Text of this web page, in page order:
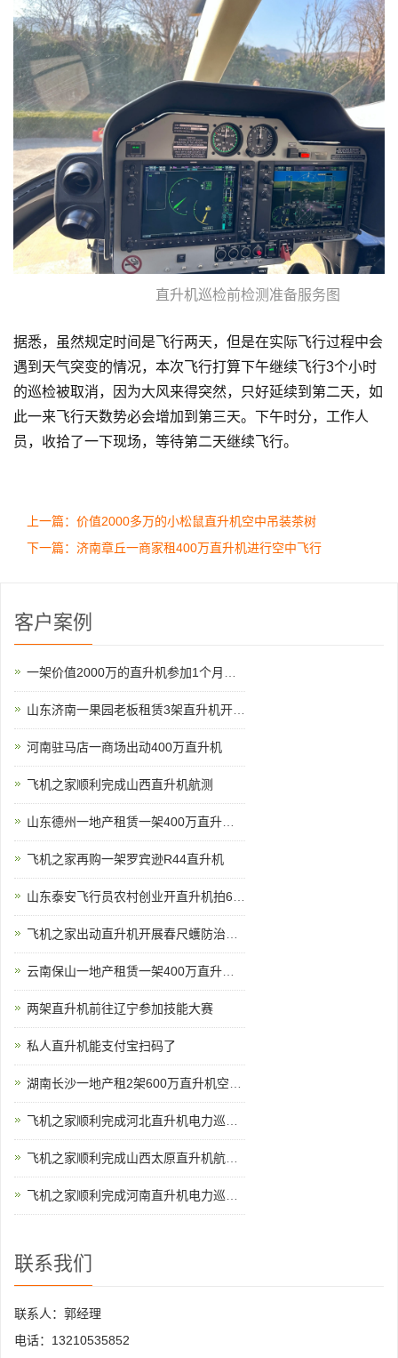
直升机巡检前检测准备服务图
据悉，虽然规定时间是飞行两天，但是在实际飞行过程中会
遇到天气突变的情况，本次飞行打算下午继续飞行3个小时
的巡检被取消，因为大风来得突然，只好延续到第二天，如
此一来飞行天数势必会增加到第三天。下午时分，工作人
员，收拾了一下现场，等待第二天继续飞行。
上一篇：价值2000多万的小松鼠直升机空中吊装茶树
下一篇：济南章丘一商家租400万直升机进行空中飞行
客户案例
河南驻马店一商场出动400万直升机
飞机之家顺利完成山西直升机航测
飞机之家再购一架罗宾逊R44直升机
两架直升机前往辽宁参加技能大赛
私人直升机能支付宝扫码了
联系我们
联系人：郭经理
电话：13210535852